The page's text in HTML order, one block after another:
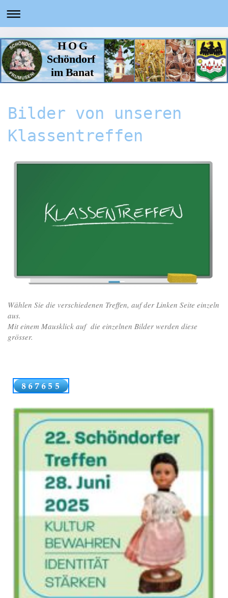
H O G
Schöndorf
im Banat
Bilder von unseren
Klassentreffen
Wählen Sie die verschiedenen Treffen, auf der Linken Seite einzeln
aus.
Mit einem Mausklick auf die einzelnen Bilder werden diese
grösser.